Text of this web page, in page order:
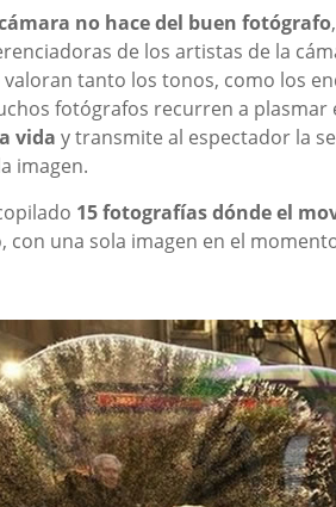
no hace del buen fotógrafo
de los artistas de la
tanto los tonos, como los
fotógrafos recurren a plasmar
vida y transmite al espectador la
imagen.
15 fotografías dónde el
con una sola imagen en el